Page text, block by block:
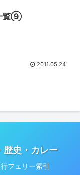
覧⑨
2011.05.24
歴史・カレー
フェリー索引